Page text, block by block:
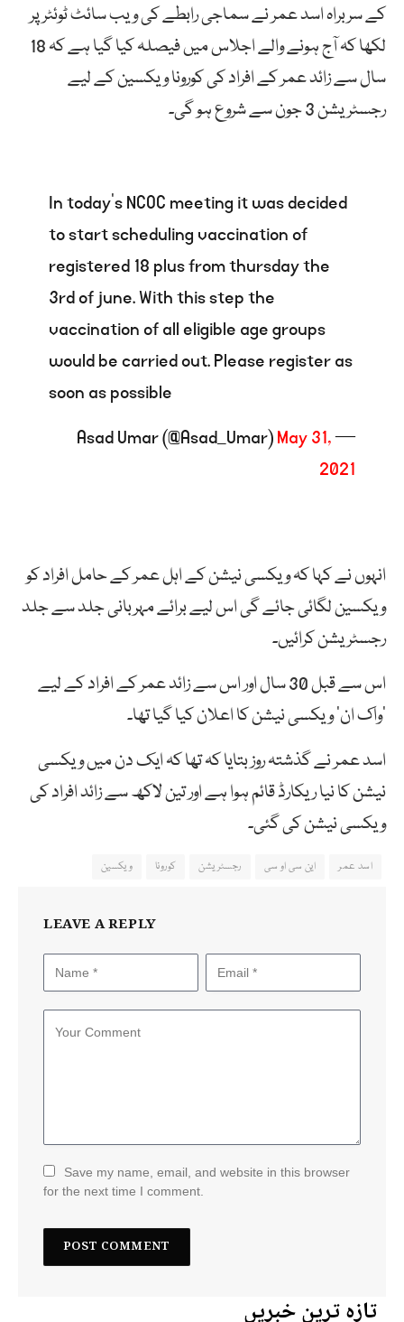
کے سربراہ اسد عمر نے سماجی رابطے کی ویب سائٹ ٹوئٹر پر
لکھا کہ آج ہونے والے اجلاس میں فیصلہ کیا گیا ہے کہ 18
سال سے زائد عمر کے افراد کی کورونا ویکسین کے لیے
رجسٹریشن 3 جون سے شروع ہو گی۔
In today’s NCOC meeting it was decided
to start scheduling vaccination of
registered 18 plus from thursday the
3rd of june. With this step the
vaccination of all eligible age groups
would be carried out. Please register as
soon as possible
— Asad Umar (@Asad_Umar)
May 31,
2021
انہوں نے کہا کہ ویکسی نیشن کے اہل عمر کے حامل افراد کو
ویکسین لگائی جائے گی اس لیے برائے مہربانی جلد سے جلد
رجسٹریشن کرائیں۔
اس سے قبل 30 سال اور اس سے زائد عمر کے افراد کے لیے
‘واک ان’ ویکسی نیشن کا اعلان کیا گیا تھا۔
اسد عمر نے گذشتہ روز بتایا کہ تھا کہ ایک دن میں ویکسی
نیشن کا نیا ریکارڈ قائم ہوا ہے اور تین لاکھ سے زائد افراد کی
ویکسی نیشن کی گئی۔
اسد عمر این سی او سی رجسٹریشن کورونا ویکسین
LEAVE A REPLY
Save my name, email, and website in this browser
for the next time I comment.
تازہ ترین خبریں